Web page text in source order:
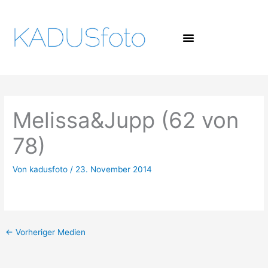
springen
Melissa&Jupp (62 von
78)
Von kadusfoto / 23. November 2014
← Vorheriger Medien